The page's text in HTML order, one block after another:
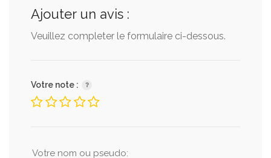
Ajouter un avis :
Veuillez completer le formulaire ci-dessous.
Votre note :
Votre nom ou pseudo: